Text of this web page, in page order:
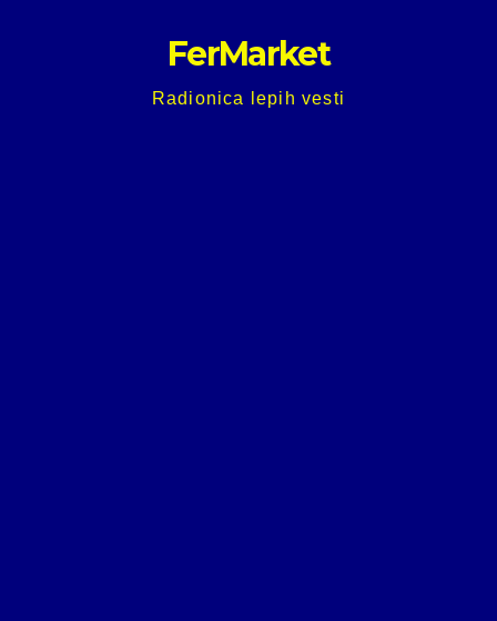
FerMarket
Radionica lepih vesti